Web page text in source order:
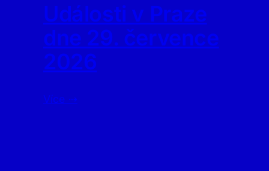
Události v Praze
dne 29. července
2026
Více ⇢